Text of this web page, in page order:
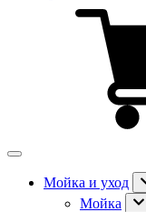
Мойка и уход
Мойка